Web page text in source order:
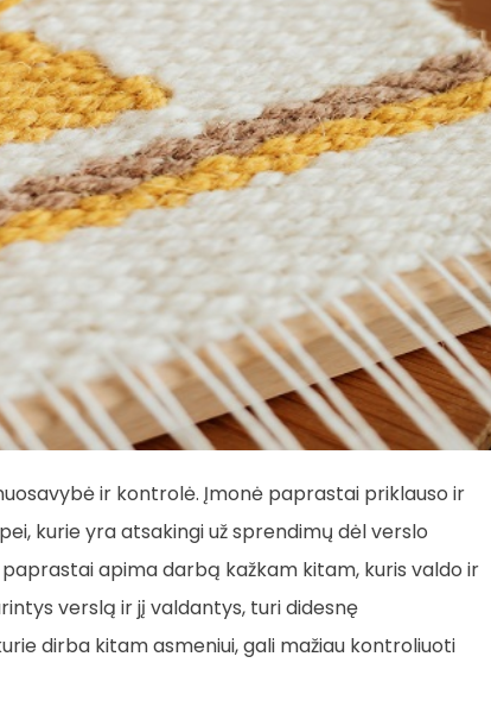
ir kontrolė. Įmonė paprastai priklauso ir
kurie yra atsakingi už sprendimų dėl verslo
apima darbą kažkam kitam, kuris valdo ir
verslą ir jį valdantys, turi didesnę
dirba kitam asmeniui, gali mažiau kontroliuoti